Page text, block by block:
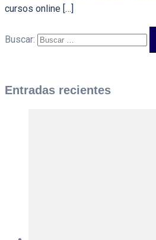
cursos online […]
Buscar:
Entradas recientes